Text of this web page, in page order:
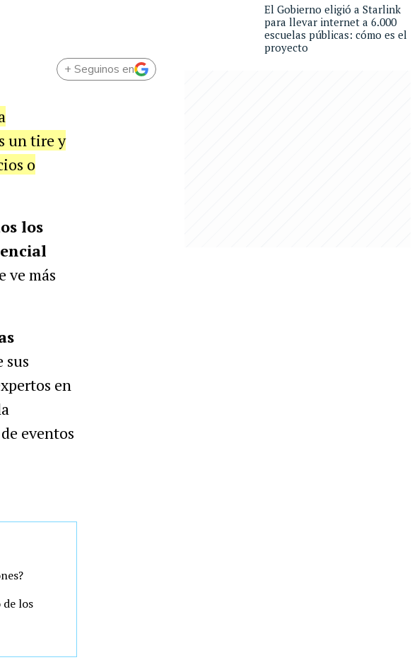
+ Seguinos en
un tire y
o
los
ve más
sus
en
eventos
los
El Gobierno eligió a Starlink
para llevar internet a 6.000
escuelas públicas: cómo es el
proyecto